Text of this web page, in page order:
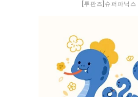
[투판즈]슈퍼파닉스